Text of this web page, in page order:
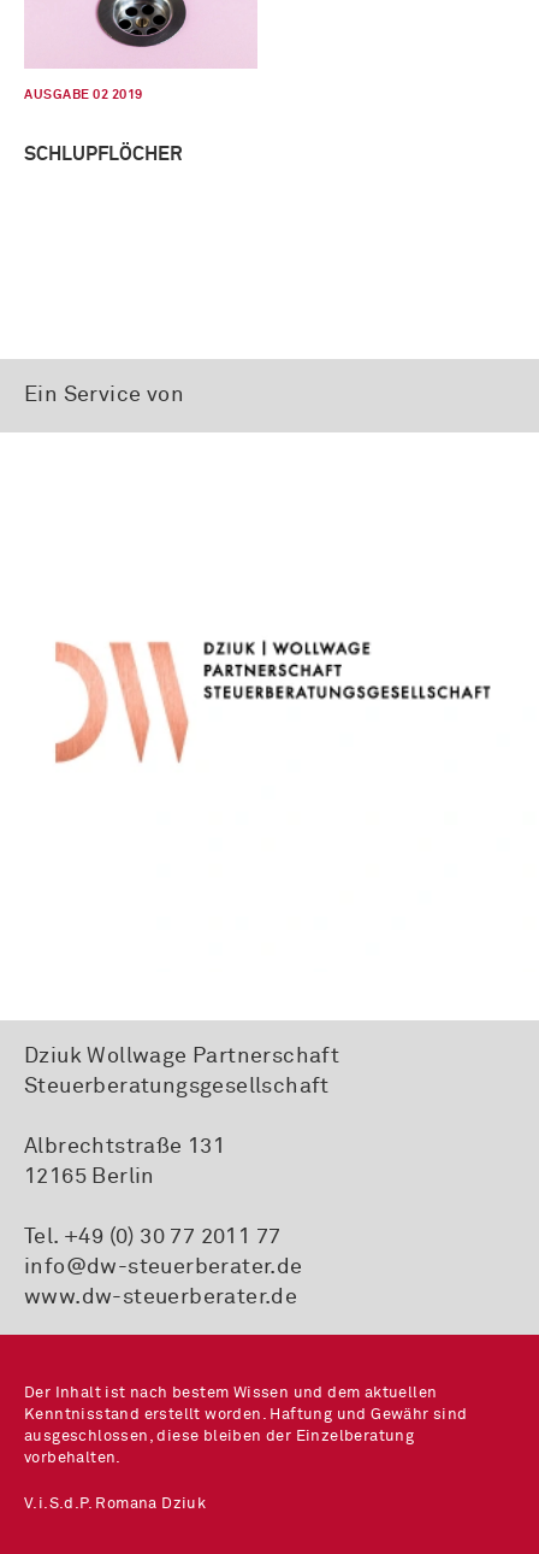
AUSGABE 02 2019
SCHLUPFLÖCHER
Ein Service von
Dziuk Wollwage Partnerschaft
Steuerberatungsgesellschaft
Albrechtstraße 131
12165 Berlin
Tel. +49 (0) 30 77 2011 77
info@dw-steuerberater.de
www.dw-steuerberater.de
Der Inhalt ist nach bestem Wissen und dem aktuellen
Kenntnisstand erstellt worden. Haftung und Gewähr sind
ausgeschlossen, diese bleiben der Einzelberatung
vorbehalten.
V.i.S.d.P. Romana Dziuk